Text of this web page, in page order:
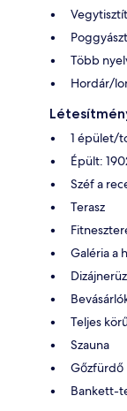
Több
Hordár/
1 épület/
Épült:
Széf a
Terasz
Galéria a
Teljes
Szauna
Gőzfürdő
Bankett-